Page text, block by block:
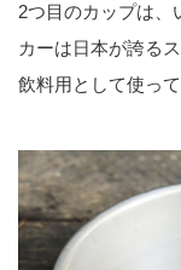
2つ目のカップは、
カーは日本が誇る
飲料用として使って